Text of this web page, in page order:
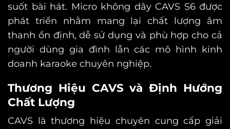
suốt bài hát. Micro không dây CAVS S6 được
phát triển nhằm mang lại chất lượng âm
thanh ổn định, dễ sử dụng và phù hợp cho cả
người dùng gia đình lẫn các mô hình kinh
doanh karaoke chuyên nghiệp.
Thương Hiệu CAVS và Định Hướng
Chất Lượng
CAVS là thương hiệu chuyên cung cấp giải